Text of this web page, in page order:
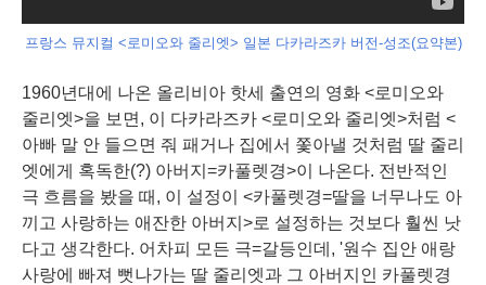
프랑스 뮤지컬 <로미오와 줄리엣> 일본 다카라즈카 버전-성조(요약본)
1960년대에 나온 올리비아 핫세 출연의 영화 <로미오와
줄리엣>을 보면, 이 다카라즈카 <로미오와 줄리엣>처럼 <
아빠 말 안 들으면 줘 패거나 집에서 쫓아낼 것처럼 딸 줄리
엣에게 혹독한(?) 아버지 =카풀렛경>이 나온다. 전반적인
극 흐름을 봤을 때, 이 설정이 <카풀렛경=딸을 너무나도 아
끼고 사랑하는 애잔한 아버지>로 설정하는 것보다 훨씬 낫
다고 생각한다. 어차피 모든 극=갈등인데, '원수 집안 애랑
사랑에 빠져 뻣나가는 딸 줄리엣과 그 아버지 인 카풀렛경